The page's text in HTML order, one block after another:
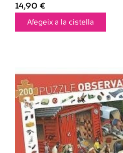
14,90 €
Afegeix a la cistella